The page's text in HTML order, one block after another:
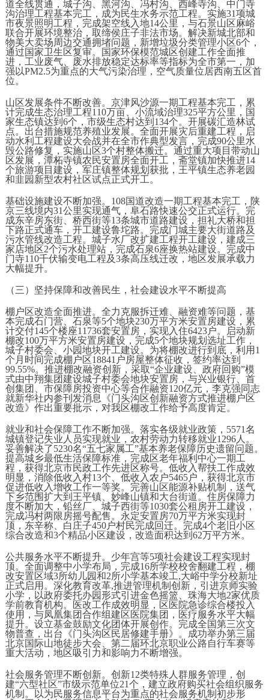
道全线贯通，城子沟、黑河沟、冯村沟、西峰寺沟、中门寺
沟治理工程基本完工，成为民生水务示范工程。实施31项城
市夜景照明工程，完成架空线入地14公里，与石景山区麻峪
联合开展环境整治，取缔侯庄子非法市场。解决新城北部和
物美大卖场周边交通拥堵问题，新增垃圾分类管理小区6个，
通过国家卫生区复审。国家环保模范城区创建工作全面推
进，工业废气、废水排放稳定达标率等指标为全市第一，加
强以PM2.5为重点的大气污染治理，空气质量位居西南五区首
位。
山区发展条件不断改善。京津风沙源一期工程基本完工，累
计完成生态治理工程110万亩、小流域治理325平方公里，国
家生态镇达到6个，市级生态村达到134个。开展碳汇造林试
点。出台措施规范养殖业发展。全面开展灾后重建工程，启
动水利工程建设大会战并在全市作典型发言，完成90公里水
毁公路修复，实施山区3个村整体搬迁。通过重大项目带动山
区发展，潭柘寺镇农民安置房全面开工，斋堂镇加快推进14
个旅游项目建设，军庄镇整体规划获批，王平镇生态养老园
和韭园新型农村社区试点正式开工。
基础设施建设不断加强。108国道改造一期工程基本完工，陕
京三线境内31公里实现通气，阜石路快速公交正式运行。完
成东辛房东街、桥西街等13条城市道路建设，担礼大桥和担
下路正式通车，开工建设鲁坨路。完成门城主要大街道路及
污水管线改造工程。城子水厂改扩建工程开工建设，建成三
家店地区2个污水处理站，完成石泉6座换热站建设。完成中
门寺110千伏输变电工程及3条高压线迁改，地区发展承载力
大幅提升。
（三）坚持保障和改善民生，社会建设水平不断提高
棚户区改造全面推进。全力克服拆迁难、融资难等问题，基
本完成石门营、石泉等5个地块230万平方米安置房建设，累
计交付145个楼座11736套安置房，实现入住6423户。启动新
棚改100万平方米安置房建设，完成5个地块规划选址工作，
城子村委会、小园地块开工建设。为将棚改进行到底，利用1
个月时间完成棚户区18841户房屋整体征收，签约率达到
99.55%。推进棚改融资创新，采取“企业建设、政府回购”模
式由中翔集团建设城子村委会地块安置房，与兴业银行、首
创集团、市保障房投资中心等合作融资120亿元，李克强同志
就新华社内参刊发消息《门头沟区创新融资方式推进棚户区
改造》作出重要批示，对我区棚改工作给予高度肯定。
就业和社会保障工作不断加强。落实各级就业政策，5571名
城镇登记失业人员实现就业，农村劳动力转移就业1296人。
妥善解决了5230名“五七家属工”基本养老保障历史遗留问题。
提高城乡最低生活保障标准，完成区老年福利中心一期工
程，获得北京市民政工作先进区称号。低收入帮扶工作成效
明显，消除低收入村13个、低收入农户5465户，获得北京市
促进低收入增收工作一等奖。完善山区能源补贴机制，送气
下乡范围扩大到王平镇、妙峰山镇和大台街道。住房保障力
度不断加大，铅丝厂、城子西街等1030套公租房开工建设，
完成冯村两限房摇号配售。永定安置房70万平方米实现封
顶，东辛称、白庄子450户村民完成回迁。完成4个老旧小区
综合改造和3个精品小区建设，改造面积达到62万平方米。
公共服务水平不断提升。少年宫等5项社会建设工程实现封
顶。全面调整中小学布局，完成16所学校校舍翻建工程，棚
改安置区域3所幼儿园和2所小学基本竣工,大峪中学分校新址
正式启用。深化教育改革,推进管理机制创新，引进京师实验
小学，以政府委托办园形式引进金色摇篮、珠海大地2家优质
学前教育机构。医改工作成效明显，区医院急诊综合楼投入
使用，与凤凰集团合作组建区医院集团，医疗服务水平大幅
提升。设立基金鼓励文化团体开展创作。完成全国第三次文
物普查，出台《门头沟区民居修建手册》。成功举办第三届
北京国际山地徒步大会、第二届环北京职业公路自行车赛等
重大活动，地区吸引力和影响力不断增强。
社会服务管理不断创新。创新12类特殊人群服务管理，创
建“六型社区”市级示范单位21个，建立政府购买社会组织服务
机制。以为民服务信息平台为重点的社会服务机制初步形